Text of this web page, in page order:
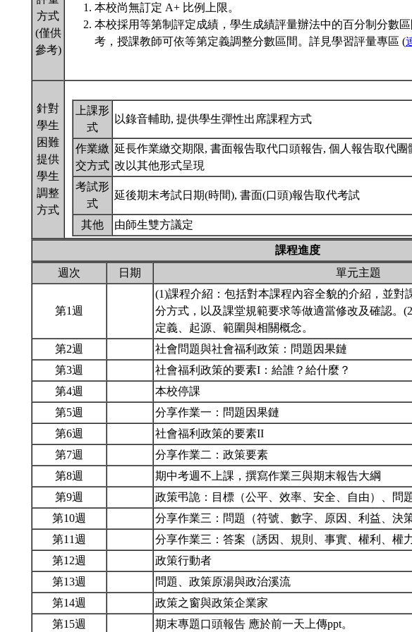
方式
(僅供
參考)
本校尚無訂定 A+ 比例上限。
本校採用等第制評定成績，學生成績評量辦法中的百分制分數
考，授課教師可依等第定義調整分數區間。詳見學習評量專區 (
針對
學生
困難
提供
學生
調整
方式
上課形
式
以錄音輔助, 提供學生彈性出席課程方式
作業繳
交方式
延長作業繳交期限, 書面報告取代口頭報告, 個人報告取代
改以其他形式呈現
考試形
式
延後期末考試日期(時間), 書面(口頭)報告取代考試
其他 由師生雙方議定
課程進度
週次
日期 單元主題
第1週
(1)課程介紹：包括對本課程內容全貌的介紹，並對
分方式，以及課堂規範要求等做適當修改及確認。
定義、起源、範圍與相關概念。
第2週
社會問題與社會福利政策：問題因果鏈
第3週
社會福利政策的要素I：給誰？給什麼？
第4週
本校停課
第5週
分享作業一：問題因果鏈
第6週
社會福利政策的要素II
第7週
分享作業二：政策要素
第8週
期中考週不上課，撰寫作業三與期末報告大綱
第9週
政策弔詭：目標（公平、效率、安全、自由）、問
第10週
分享作業三：問題（符號、數字、原因、利益、決
第11週
分享作業三：答案（誘因、規則、事實、權利、權
第12週
政策行動者
第13週
問題、政策原湯與政治溪流
第14週
政策之窗與政策企業家
第15週
期末專題口頭報告 應於前一天上傳ppt。